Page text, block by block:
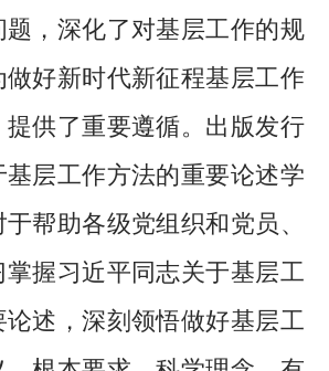
，深化了对基层工作的规
好新时代新征程基层工作
供了重要遵循。出版发行
基层工作方法的重要论述学
帮助各级党组织和党员、
握习近平同志关于基层工
述，深刻领悟做好基层工